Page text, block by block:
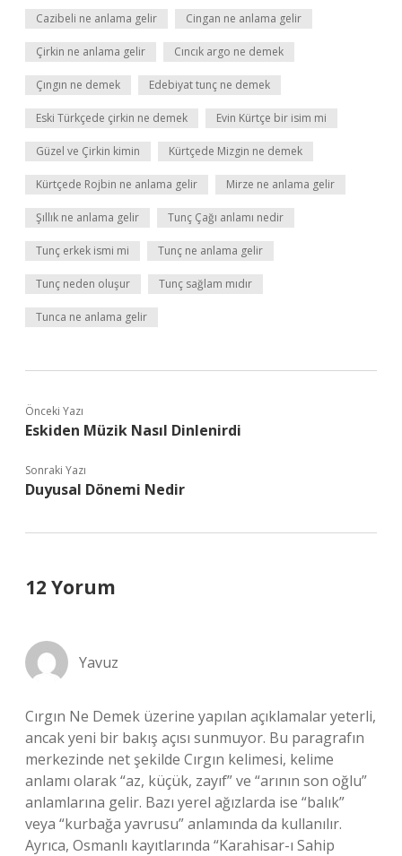
Cazibeli ne anlama gelir Cingan ne anlama gelir
Çirkin ne anlama gelir Cıncık argo ne demek
Çıngın ne demek Edebiyat tunç ne demek
Eski Türkçede çirkin ne demek Evin Kürtçe bir isim mi
Güzel ve Çirkin kimin Kürtçede Mizgin ne demek
Kürtçede Rojbin ne anlama gelir Mirze ne anlama gelir
Şıllık ne anlama gelir Tunç Çağı anlamı nedir
Tunç erkek ismi mi Tunç ne anlama gelir
Tunç neden oluşur Tunç sağlam mıdır
Tunca ne anlama gelir
Önceki Yazı
Eskiden Müzik Nasıl Dinlenirdi
Sonraki Yazı
Duyusal Dönemi Nedir
12 Yorum
Yavuz
Cırgın Ne Demek üzerine yapılan açıklamalar yeterli,
ancak yeni bir bakış açısı sunmuyor. Bu paragrafın
merkezinde net şekilde Cırgın kelimesi, kelime
anlamı olarak “az, küçük, zayıf” ve “arının son oğlu”
anlamlarına gelir. Bazı yerel ağızlarda ise “balık”
veya “kurbağa yavrusu” anlamında da kullanılır.
Ayrıca, Osmanlı kayıtlarında “Karahisar-ı Sahip